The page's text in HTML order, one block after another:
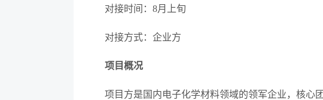
对接时间： 8月上旬
对接方式：企业方
项目概况
项目方是国内电子化学材料领域的领军企业，核心